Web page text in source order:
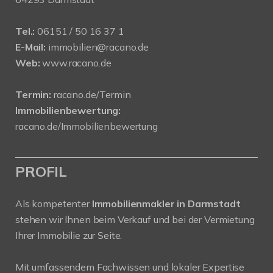
Tel.: 06151 / 50 16 37 1
E-Mail: immobilien@racano.de
Web: www.racano.de
Termin: racano.de/Termin
Immobilienbewertung:
racano.de/Immobilienbewertung
PROFIL
Als kompetenter Immobilienmakler in Darmstadt
stehen wir Ihnen beim Verkauf und bei der Vermietung
Ihrer Immobilie zur Seite.
Mit umfassendem Fachwissen und lokaler Expertise